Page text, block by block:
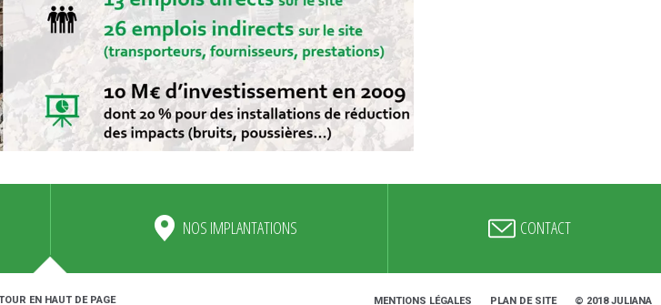
NOS IMPLANTATIONS CONTACT
EN HAUT DE PAGE MENTIONS LÉGALES PLAN DE SITE © 2018 JULIANA